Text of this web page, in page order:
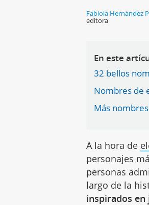
Fabiola Hernández
editora
En este
32 bellos
Nombres de
Más
A la hora de
personajes
personas
largo de la
inspirados